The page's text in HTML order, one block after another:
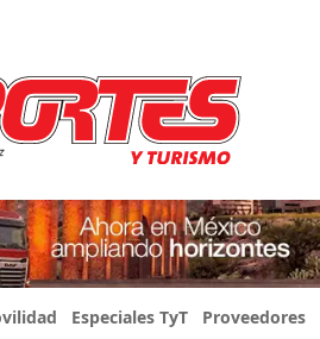
Especiales TyT Proveedores